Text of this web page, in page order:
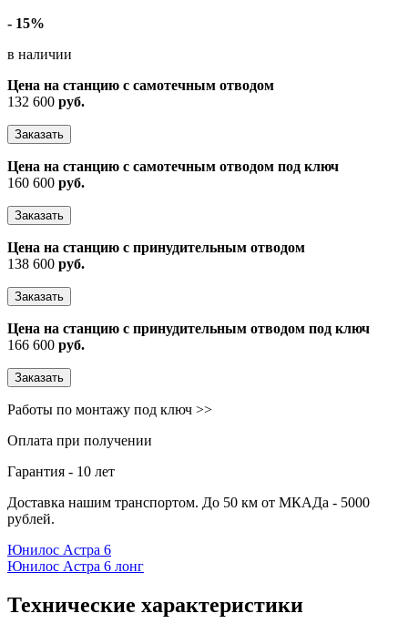
- 15%
в наличии
Цена на станцию с самотечным отводом
132 600 руб.
Заказать
Цена на станцию с самотечным отводом под ключ
160 600 руб.
Заказать
Цена на станцию с принудительным отводом
138 600 руб.
Заказать
Цена на станцию с принудительным отводом под ключ
166 600 руб.
Заказать
Работы по монтажу под ключ >>
Оплата при получении
Гарантия - 10 лет
Доставка нашим транспортом. До 50 км от МКАДа - 5000
рублей.
Юнилос Астра 6
Юнилос Астра 6 лонг
Технические характеристики